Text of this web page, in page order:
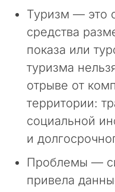
Туризм — это
средства
показа или
туризма
отрыве от
территории:
социальной
и
Проблемы —
привела
с
а
й
т
о
н
с
а
л
т
г
о